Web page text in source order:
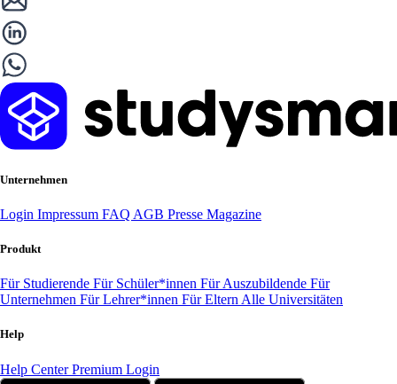
Unternehmen
Login Impressum FAQ AGB Presse Magazine
Produkt
Für Studierende Für Schüler*innen Für Auszubildende Für
Unternehmen Für Lehrer*innen Für Eltern Alle Universitäten
Help
Help CenterPremium Login